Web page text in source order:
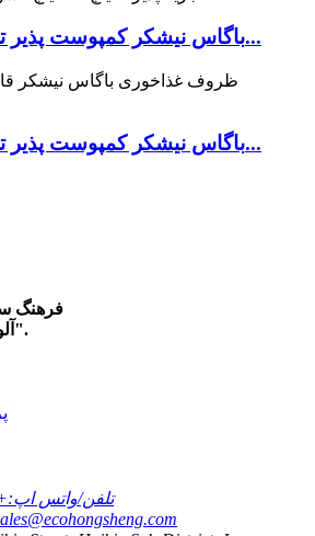
باگاس نیشکر کمپوست پذیر تجزیه پذیر...
باگاس نیشکر کمپوست پذیر تجزیه پذیر...
فرهنگ
"آلودگی کمتر، امید بیشتر".
تلفن/واتس اپ: